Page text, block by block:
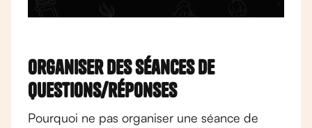
Organiser des séances de
questions/réponses
Pourquoi ne pas organiser une séance de